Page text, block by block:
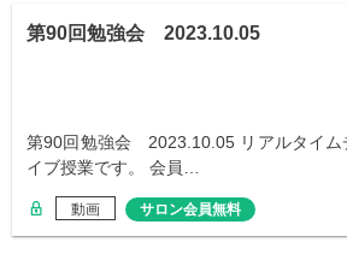
第90回勉強会 2023.10.05
第90回勉強会 2023.10.05 リアルタイム
イブ授業です。 会員…
動画 サロン会員無料